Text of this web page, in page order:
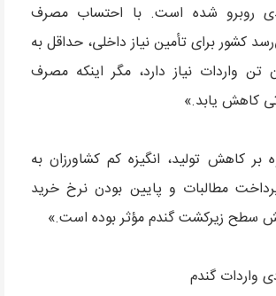
درصدی روبرو شده است. با احتساب مصرف
کشور برای تأمین نیاز داخلی، حداقل به
میلیون تن واردات نیاز دارد، مگر اینکه مصرف
کاهش یابد.»
بر کاهش تولید، انگیزه کم کشاورزان به
مطالبات و پایین بودن نرخ خرید
سطح زیرکشت گندم مؤثر بوده است.»
واردات گندم